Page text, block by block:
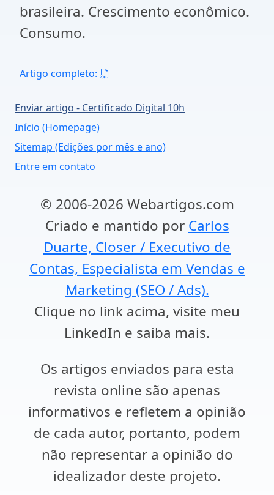
brasileira. Crescimento econômico.
Consumo.
Artigo completo:
Enviar artigo - Certificado Digital 10h
Início (Homepage)
Sitemap (Edições por mês e ano)
Entre em contato
© 2006-2026 Webartigos.com
Criado e mantido por Carlos
Duarte, Closer / Executivo de
Contas, Especialista em Vendas e
Marketing (SEO / Ads).
Clique no link acima, visite meu
LinkedIn e saiba mais.
Os artigos enviados para esta
revista online são apenas
informativos e refletem a opinião
de cada autor, portanto, podem
não representar a opinião do
idealizador deste projeto.